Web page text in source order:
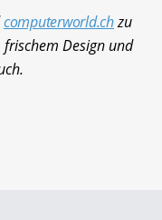
computerworld.chzu
Design und